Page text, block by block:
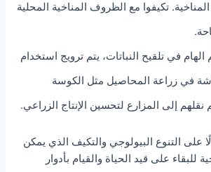
تكيفوا مع الظروف المناخية المحلية
في تلقيح النباتات، يتم ترويج استخدام
في زراعة المحاصيل مثل الكوسة
نقلهم إلى المزارع لتحسين الإنتاج الزراعي.
على التنوع البيولوجي والتكيف الذي يمكن
للبقاء على قيد الحياة والقيام بأدوار